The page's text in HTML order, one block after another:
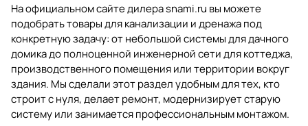
На официальном сайте дилераsnami.ru вы можете
подобрать товары для канализации и дренажа под
конкретную задачу: от небольшой системы для дачного
домика до полноценной инженерной сети для коттеджа,
производственного помещения или территории вокруг
здания. Мы сделали этот раздел удобным для тех, кто
строит с нуля, делает ремонт, модернизирует старую
систему или занимается профессиональным монтажом.